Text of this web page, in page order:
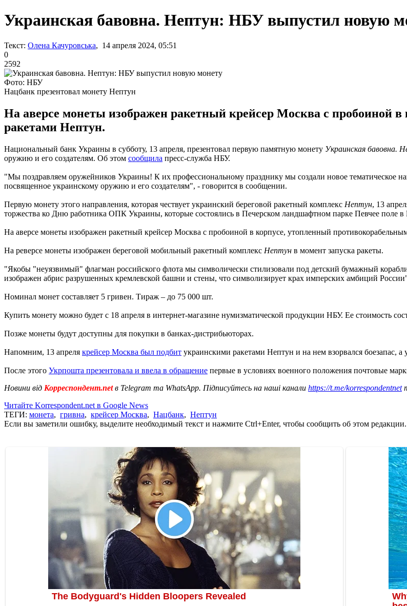
Украинская бавовна. Нептун: НБУ выпустил новую
Текст: Олена Качуровська, 14 апреля 2024, 05:51
0
2592
Фото: НБУ
Нацбанк презентовал монету Нептун
На аверсе монеты изображен ракетный крейсер Москва с пробоиной
ракетами Нептун.
Национальный банк Украины в субботу, 13 апреля, презентовал первую памятную монету Украинская бавовна.
оружию и его создателям. Об этом сообщила пресс-служба НБУ.
"Мы поздравляем оружейников Украины! К их профессиональному празднику мы создали новое тематическое
посвященное украинскому оружию и его создателям", - говорится в сообщении.
Первую монету этого направления, которая чествует украинский береговой ракетный комплекс Нептун, 13
торжества ко Дню работника ОПК Украины, которые состоялись в Печерском ландшафтном парке Певчее поле в
На аверсе монеты изображен ракетный крейсер Москва с пробоиной в корпусе, утопленный
На реверсе монеты изображен береговой мобильный ракетный комплекс Нептун в момент запуска ракеты.
"Якобы "неуязвимый" флагман российского флота мы символически стилизовали под детский бумажный
изображен абрис разрушенных кремлевской башни и стены, что символизирует крах имперских амбиций
Номинал монет составляет 5 гривен. Тираж – до 75 000 шт.
Купить монету можно будет с 18 апреля в интернет-магазине нумизматической продукции НБУ. Ее стоимость
Позже монеты будут доступны для покупки в банках-дистрибьюторах.
Напомним, 13 апреля крейсер Москва был подбит украинскими ракетами Нептун и на нем взорвался боезапас,
После этого Укрпошта презентовала и ввела в обращение первые в условиях военного положения почтовые
Новини від Корреспондент.netв Telegram та WhatsApp. Підписуйтесь на наші канали https://t.me/korrespondentnet
Читайте Korrespondent.net в Google News
ТЕГИ: монета, гривна, крейсер Москва, Нацбанк, Нептун
Если вы заметили ошибку, выделите необходимый текст и нажмите Ctrl+Enter, чтобы сообщить об этом редакции.